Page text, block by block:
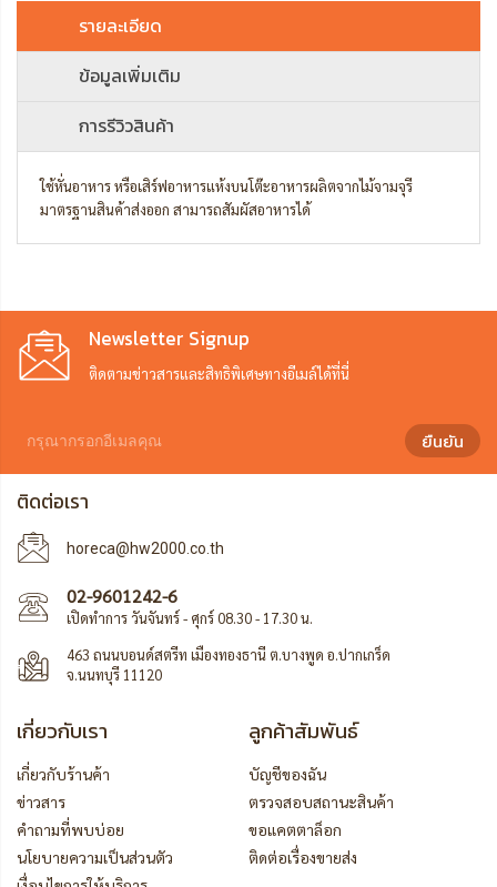
รายละเอียด
ข้อมูลเพิ่มเติม
การรีวิวสินค้า
ใช้หั่นอาหาร หรือเสิร์ฟอาหารแห้งบนโต๊ะอาหารผลิตจากไม้จามจุรี
มาตรฐานสินค้าส่งออก สามารถสัมผัสอาหารได้
Newsletter Signup
ติดตามข่าวสารและสิทธิพิเศษทางอีเมล์ได้ที่นี่
ยืนยัน
ติดต่อเรา
horeca@hw2000.co.th
02-9601242-6
เปิดทำการ วันจันทร์ - ศุกร์ 08.30 - 17.30 น.
463 ถนนบอนด์สตรีท เมืองทองธานี ต.บางพูด อ.ปากเกร็ด
จ.นนทบุรี 11120
เกี่ยวกับเรา
เกี่ยวกับร้านค้า
ข่าวสาร
คำถามที่พบบ่อย
นโยบายความเป็นส่วนตัว
ลูกค้าสัมพันธ์
บัญชีของฉัน
ตรวจสอบสถานะสินค้า
ขอแคตตาล็อก
ติดต่อเรื่องขายส่ง